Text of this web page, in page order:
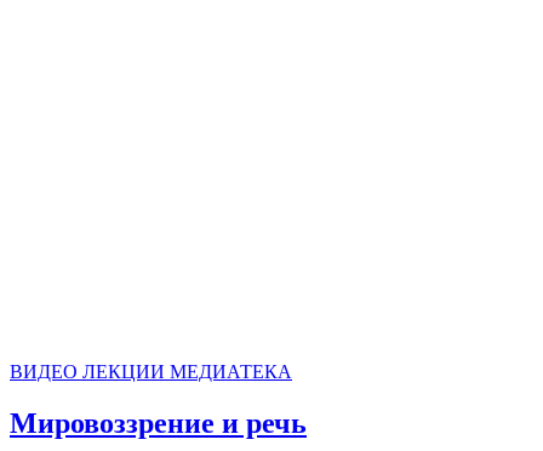
ВИДЕО ЛЕКЦИИ МЕДИАТЕКА
Мировоззрение и речь